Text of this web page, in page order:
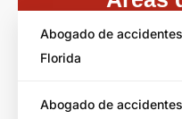
Abogado de
Florida
Abogado de